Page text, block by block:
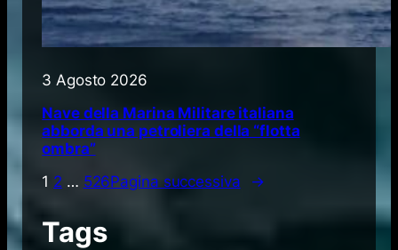
3 Agosto 2026
Nave della Marina Militare italiana
abborda una petroliera della “flotta
ombra”
1 2 … 526Pagina successiva →
Tags